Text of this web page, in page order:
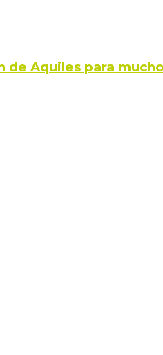
Aquiles para